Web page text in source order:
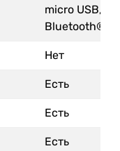
micro USB,
Bluetooth®
Нет
Есть
Есть
Есть